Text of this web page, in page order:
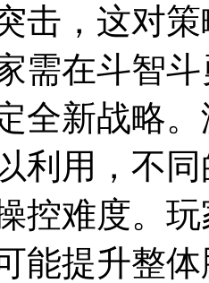
击，这对
需在斗智
全新战略
利用，不
控难度。
能提升整